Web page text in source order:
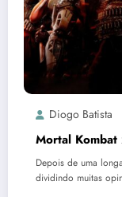
Diogo Batista
Mortal
Depois de uma
dividindo muitas